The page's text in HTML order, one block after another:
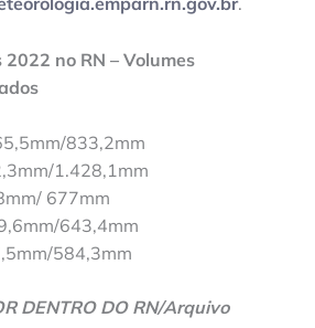
no RN – Volumes
833,2mm
1.428,1mm
677mm
643,4mm
584,3mm
DENTRO DO RN/Arquivo